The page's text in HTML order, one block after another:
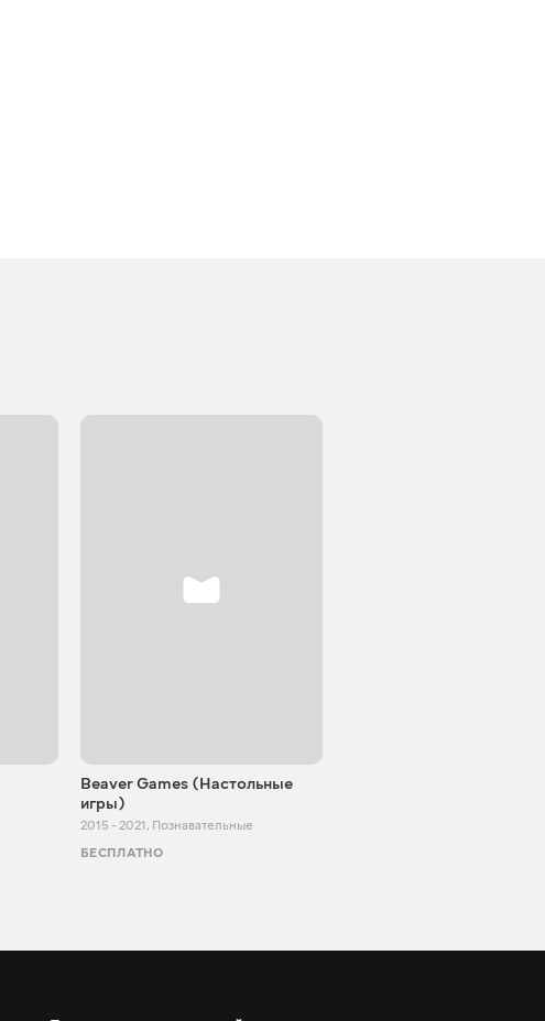
Beaver Games (Настольные
игры)
2015 - 2021, Познавательные
БЕСПЛАТНО